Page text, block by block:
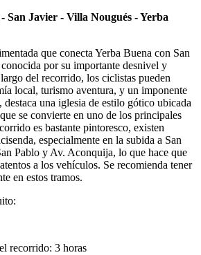
San Javier - Villa Nougués - Yerba
que conecta Yerba Buena con San
por su importante desnivel y
del recorrido, los ciclistas pueden
local, turismo aventura, y un imponente
destaca una iglesia de estilo gótico ubicada
se convierte en uno de los principales
es bastante pintoresco, existen
especialmente en la subida a San
Pablo y Av. Aconquija, lo que hace que
a los vehículos. Se recomienda tener
en estos tramos.
recorrido: 3 horas